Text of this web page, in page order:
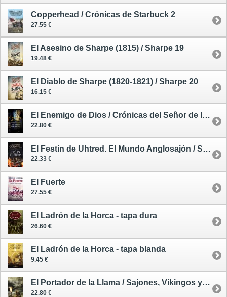
Copperhead / Crónicas de Starbuck 2
27.55 €
El Asesino de Sharpe (1815) / Sharpe 19
19.48 €
El Diablo de Sharpe (1820-1821) / Sharpe 20
16.15 €
El Enemigo de Dios / Crónicas del Señor de la Guerra 2
22.80 €
El Festín de Uhtred. El Mundo Anglosajón / Sajones, Vikingos y Normandos
22.33 €
El Fuerte
27.55 €
El Ladrón de la Horca - tapa dura
26.60 €
El Ladrón de la Horca - tapa blanda
9.45 €
El Portador de la Llama / Sajones, Vikingos y Normandos 10 - tapa dura
22.80 €